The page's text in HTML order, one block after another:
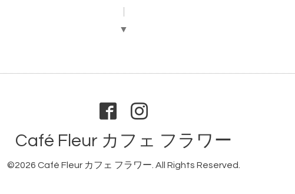
▼
Café Fleur カフェ フラワー
©2026 Café Fleur カフェ フラワー . All Rights Reserved.